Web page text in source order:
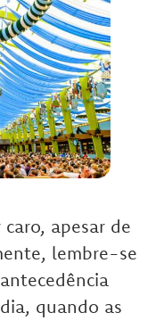
apesar de
lembre-se
quando as